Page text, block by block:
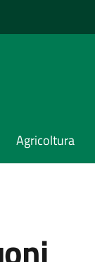
Agricoltura